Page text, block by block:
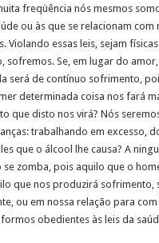
freqüência nós mesmos
ou às que se relacionam
Violando essas leis, sejam
sofremos. Se, em lugar do
será de contínuo sofrimento,
determinada coisa nos fará
que disto nos virá? Nós
trabalhando em excesso,
que o álcool lhe causa? A
se zomba, pois aquilo que o
que nos produzirá sofrimento,
ou em nossa relação para
obedientes às leis da